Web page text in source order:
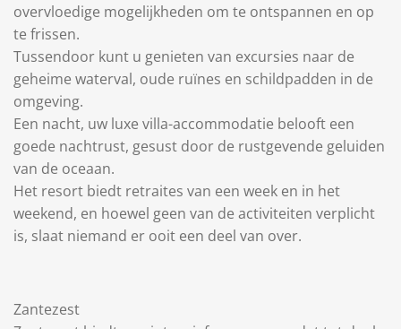
overvloedige mogelijkheden om te ontspannen en op
te frissen.
Tussendoor kunt u genieten van excursies naar de
geheime waterval, oude ruïnes en schildpadden in de
omgeving.
Een nacht, uw luxe villa-accommodatie belooft een
goede nachtrust, gesust door de rustgevende geluiden
van de oceaan.
Het resort biedt retraites van een week en in het
weekend, en hoewel geen van de activiteiten verplicht
is, slaat niemand er ooit een deel van over.
Zantezest